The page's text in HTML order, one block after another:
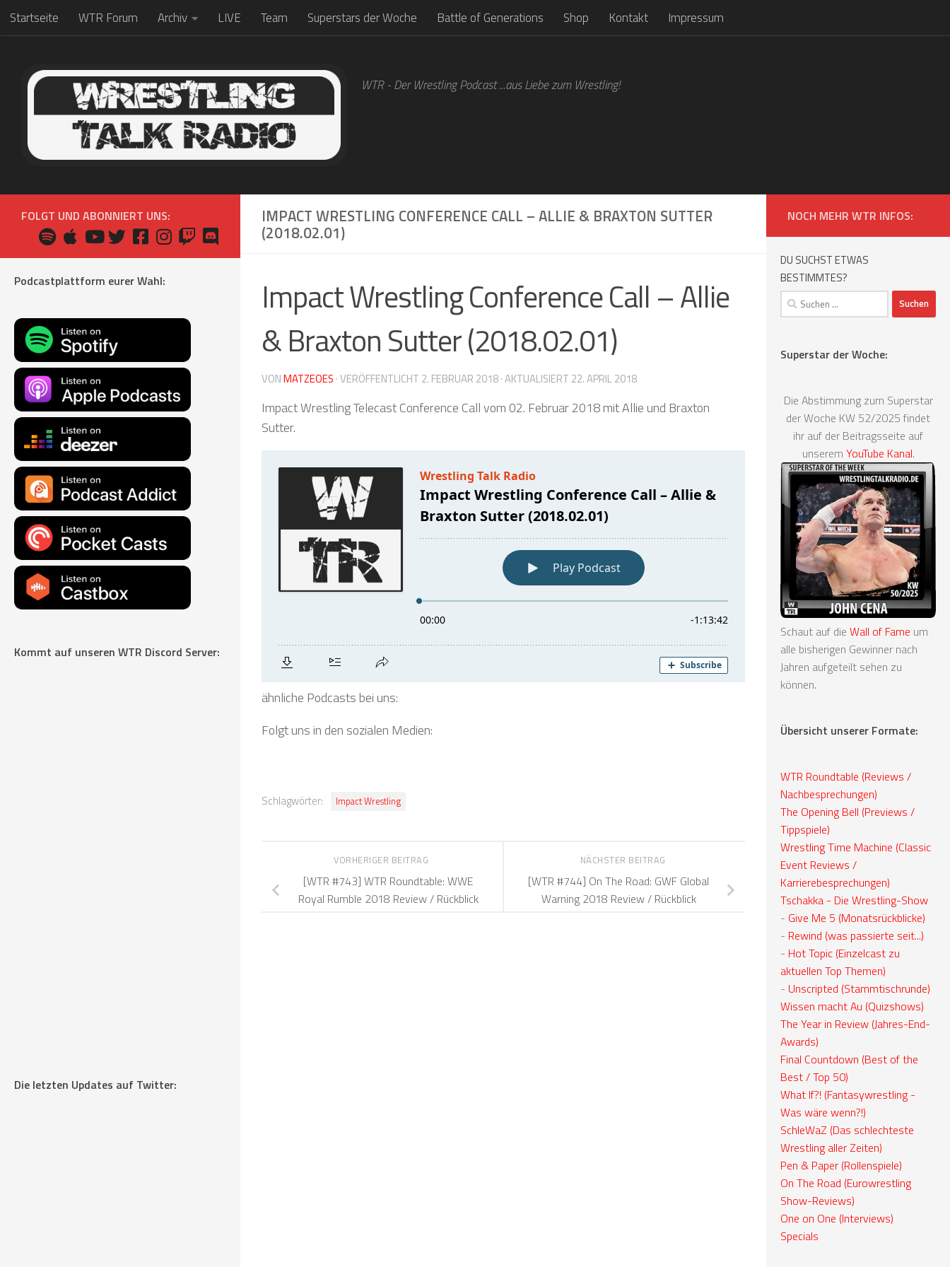
Zum Inhalt springen
Startseite WTR Forum Archiv LIVE Team Superstars der Woche Battle of Generations Shop Kontakt Impressum
WTR - Der Wrestling Podcast ...aus Liebe zum Wrestling!
IMPACT WRESTLING CONFERENCE CALL – ALLIE & BRAXTON SUTTER
(2018.02.01)
Impact Wrestling Conference Call – Allie
& Braxton Sutter (2018.02.01)
VONMATZEOES · VERÖFFENTLICHT 2. FEBRUAR 2018· AKTUALISIERT 22. APRIL 2018
Impact Wrestling Telecast Conference Call vom 02. Februar 2018 mit Allie und Braxton
Sutter.
ähnliche Podcasts bei uns:
Folgt uns in den sozialen Medien:
Schlagwörter: Impact Wrestling
NÄCHSTER BEITRAG
[WTR #744] On The Road: GWF Global
Warning 2018 Review / Rückblick
VORHERIGER BEITRAG
[WTR #743] WTR Roundtable: WWE
Royal Rumble 2018 Review / Rückblick
FOLGT UND ABONNIERT UNS:
Podcastplattform eurer Wahl:
Kommt auf unseren WTR Discord Server:
Die letzten Updates auf Twitter:
NOCH MEHR WTR INFOS:
DU SUCHST ETWAS
BESTIMMTES?
Suchen
nach:
Superstar der Woche:
Die Abstimmung zum Superstar
der Woche KW 52/2025 findet
ihr auf der Beitragsseite auf
unserem YouTube Kanal.
Schaut auf die Wall of Fame um
alle bisherigen Gewinner nach
Jahren aufgeteilt sehen zu
können.
Übersicht unserer Formate:
WTR Roundtable (Reviews /
Nachbesprechungen)
The Opening Bell (Previews /
Tippspiele)
Wrestling Time Machine (Classic
Event Reviews /
Karrierebesprechungen)
Tschakka - Die Wrestling-Show
- Give Me 5 (Monatsrückblicke)
- Rewind (was passierte seit...)
- Hot Topic (Einzelcast zu
aktuellen Top Themen)
- Unscripted (Stammtischrunde)
Wissen macht Au (Quizshows)
The Year in Review (Jahres-End-
Awards)
Final Countdown (Best of the
Best / Top 50)
What If?! (Fantasywrestling -
Was wäre wenn?!)
SchleWaZ (Das schlechteste
Wrestling aller Zeiten)
Pen & Paper (Rollenspiele)
On The Road (Eurowrestling
Show-Reviews)
One on One (Interviews)
Specials